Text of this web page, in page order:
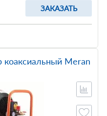
ЗАКАЗАТЬ
Meran